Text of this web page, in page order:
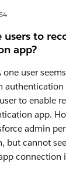
users to
app?
one user
authentication
to enable
app.
admin
but cannot
connection